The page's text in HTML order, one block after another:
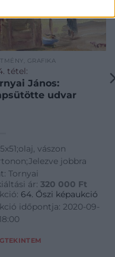
GRAFIKA
tétel:
János:
udvar
vászon
jobbra
Tornyai
ár: 320 000 Ft
64. Őszi képaukció
időpontja: 2020-09-